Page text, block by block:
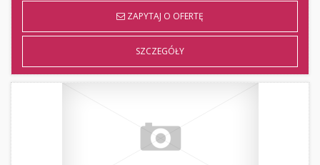
ZAPYTAJ O OFERTĘ
SZCZEGÓŁY